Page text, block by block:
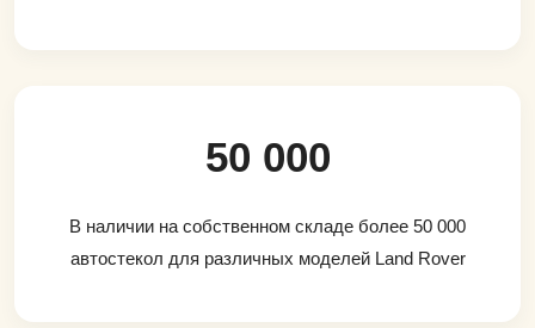
50 000
В наличии на собственном складе более 50 000
автостекол для различных моделей Land Rover